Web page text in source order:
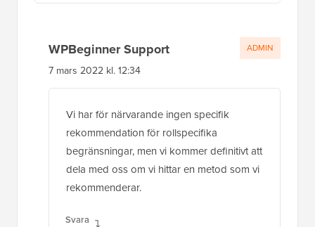
WPBeginner Support
7 mars 2022 kl. 12:34
Vi har för närvarande ingen specifik
rekommendation för rollspecifika
begränsningar, men vi kommer definitivt att
dela med oss om vi hittar en metod som vi
rekommenderar.
Svara
ADMIN